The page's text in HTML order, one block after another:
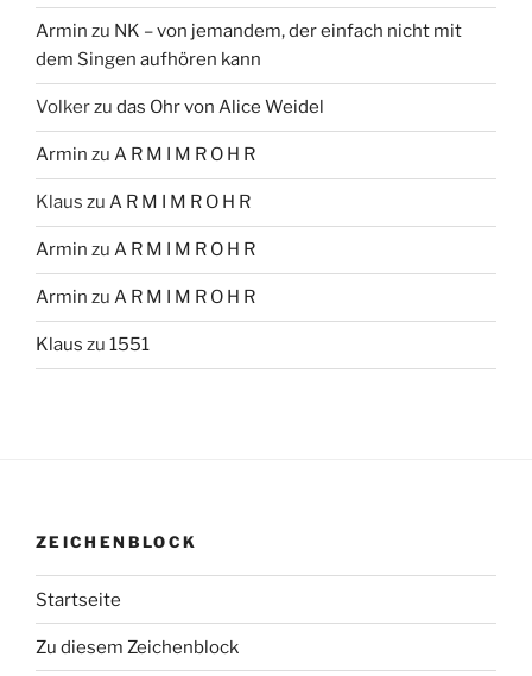
Armin zu NK – von jemandem, der einfach nicht mit
dem Singen aufhören kann
Volkerzu das Ohr von Alice Weidel
Armin zu A R M I M R O H R
Klaus zu A R M I M R O H R
Armin zu A R M I M R O H R
Armin zu A R M I M R O H R
Klaus zu 1551
ZEICHENBLOCK
Startseite
Zu diesem Zeichenblock